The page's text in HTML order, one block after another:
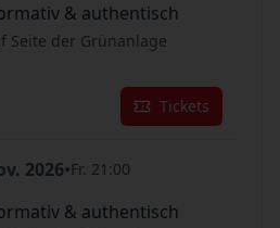
& authentisch
Seite der Grünanlage
Tickets
2026•Fr. 21:00
& authentisch